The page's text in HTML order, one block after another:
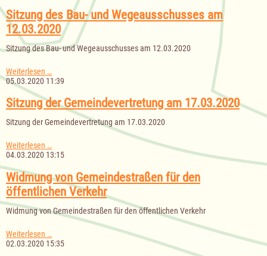
des
Amtes
Lauenburgische
Seen
am
Sitzung des Bau- und Wegeausschusses am
12.03.2020
Sitzung des Bau- und Wegeausschusses am 12.03.2020
Weiterlesen …
des
und
Wegeausschusses
am
12.03.2020
05.03.2020 11:39
Sitzung der Gemeindevertretung am 17.03.2020
Sitzung der Gemeindevertretung am 17.03.2020
Weiterlesen …Sitzung
der
am
17.03.2020
04.03.2020 13:15
Widmung von Gemeindestraßen für den
öffentlichen Verkehr
Widmung von Gemeindestraßen für den öffentlichen Verkehr
Weiterlesen …
von
02.03.2020 15:35